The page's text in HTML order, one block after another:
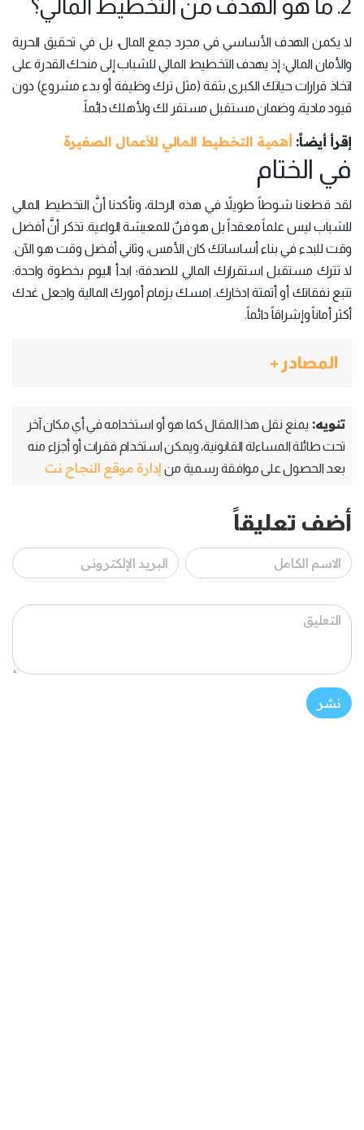
2. ما هو الهدف من التخطيط المالي؟
لا يكمن الهدف الأساسي في مجرد جمع المال، بل في تحقيق الحرية
والأمان المالي؛ إذ يهدف التخطيط المالي للشباب إلى منحك القدرة على
اتخاذ قرارات حياتك الكبرى بثقة (مثل ترك وظيفة أو بدء مشروع) دون
قيود مادية، وضمان مستقبل مستقر لك ولأهلك دائماً.
إقرأ أيضاً: أهمية التخطيط المالي للأعمال الصغيرة
في الختام
لقد قطعنا شوطاً طويلاً في هذه الرحلة، وتأكدنا أنَّ التخطيط المالي
للشباب ليس علماً معقداً بل هو فنٌ للمعيشة الواعية. تذكر أنَّ أفضل
وقت للبدء في بناء أساساتك كان الأمس، وثاني أفضل وقت هو الآن.
لا تترك مستقبل استقرارك المالي للصدفة؛ ابدأ اليوم بخطوة واحدة:
تتبع نفقاتك أو أتمتة ادخارك. امسك بزمام أمورك المالية واجعل غدك
أكثر أماناً وإشراقاً دائماً.
المصادر +
تنويه: يمنع نقل هذا المقال كما هو أو استخدامه في أي مكان آخر
تحت طائلة المساءلة القانونية، ويمكن استخدام فقرات أو أجزاء منه
بعد الحصول على موافقة رسمية من إدارة موقع النجاح نت
أضف تعليقاً
نشر